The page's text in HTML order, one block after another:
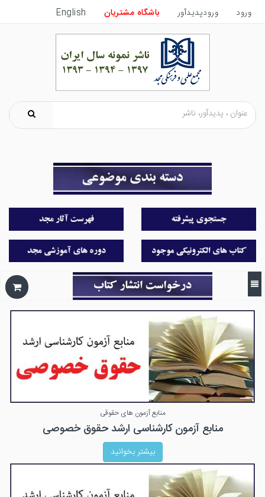
ورود ورودپدیدآور باشگاه مشتریان English
منابع آزمون های حقوقی
منابع آزمون کارشناسی ارشد حقوق خصوصی
بیشتر بخوانید